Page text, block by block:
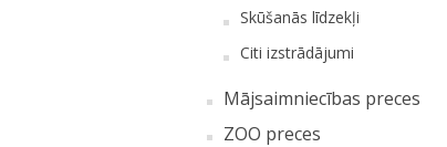
Skūšanās līdzekļi
Citi izstrādājumi
Mājsaimniecības preces
ZOO preces